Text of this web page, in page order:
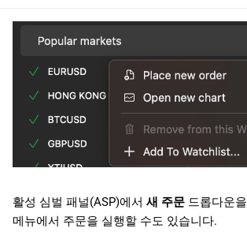
손절매 트리거
활성 심벌 패널(ASP)에서 새 주문 드롭다운
메뉴에서 주문을 실행할 수도 있습니다.